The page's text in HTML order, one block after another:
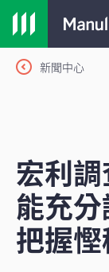
新聞中心
宏利
能充
把握